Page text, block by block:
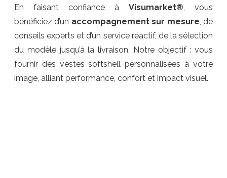
En faisant confiance à Visumarket®, vous
bénéficiez d’un accompagnement sur mesure, de
conseils experts et d’un service réactif, de la sélection
du modèle jusqu’à la livraison. Notre objectif : vous
fournir des vestes softshell personnalisées à votre
image, alliant performance, confort et impact visuel.